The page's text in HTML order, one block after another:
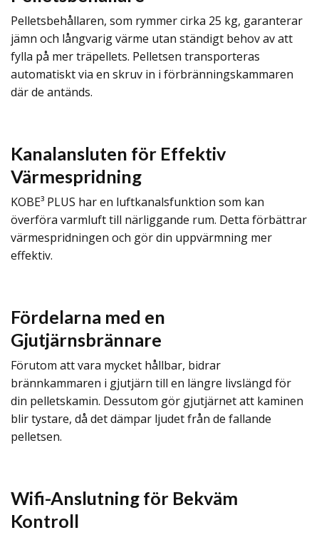
Pelletsbehållaren, som rymmer cirka 25 kg, garanterar
jämn och långvarig värme utan ständigt behov av att
fylla på mer träpellets. Pelletsen transporteras
automatiskt via en skruv in i förbränningskammaren
där de antänds.
Kanalansluten för Effektiv
Värmespridning
KOBE³ PLUS har en luftkanalsfunktion som kan
överföra varmluft till närliggande rum. Detta förbättrar
värmespridningen och gör din uppvärmning mer
effektiv.
Fördelarna med en
Gjutjärnsbrännare
Förutom att vara mycket hållbar, bidrar
brännkammaren i gjutjärn till en längre livslängd för
din pelletskamin. Dessutom gör gjutjärnet att kaminen
blir tystare, då det dämpar ljudet från de fallande
pelletsen.
Wifi-Anslutning för Bekväm
Kontroll